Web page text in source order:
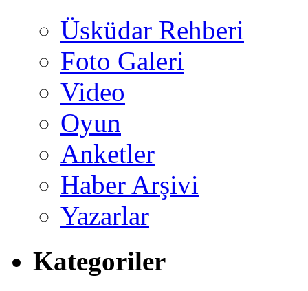
Üsküdar Rehberi
Foto Galeri
Video
Oyun
Anketler
Haber Arşivi
Yazarlar
Kategoriler